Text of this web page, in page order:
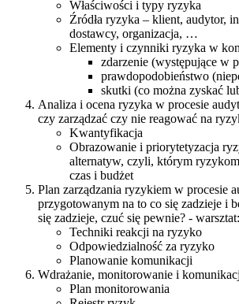
Właściwości i typy ryzyka
Źródła ryzyka – klient, audytor,
dostawcy, organizacja, …
Elementy i czynniki ryzyka w
zdarzenie (występujące w
prawdopodobieństwo
skutki (co można zyskać
Analiza i ocena ryzyka w procesie
czy zarządzać czy nie reagować na
Kwantyfikacja
Obrazowanie i priorytetyzacja
alternatyw, czyli, którym
czas i budżet
Plan zarządzania ryzykiem w procesie
przygotowanym na to co się zadzieje i
się zadzieje, czuć się pewnie? - warsztat:
Techniki reakcji na ryzyko
Odpowiedzialność za ryzyko
Planowanie komunikacji
Wdrażanie, monitorowanie i
Plan monitorowania